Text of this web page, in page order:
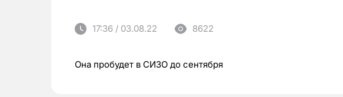
17:36 / 03.08.22 8622
Она пробудет в СИЗО до сентября